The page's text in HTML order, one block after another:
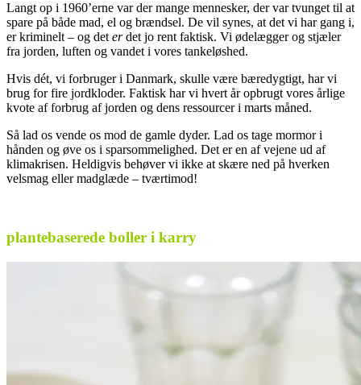
Langt op i 1960’erne var der mange mennesker, der var tvunget til at
spare på både mad, el og brændsel. De vil synes, at det vi har gang i,
er kriminelt – og det erdet jo rent faktisk. Vi ødelægger og stjæler
fra jorden, luften og vandet i vores tankeløshed.
Hvis dét, vi forbruger i Danmark, skulle være bæredygtigt, har vi
brug for fire jordkloder. Faktisk har vi hvert år opbrugt vores årlige
kvote af forbrug af jorden og dens ressourcer i marts måned.
Så lad os vende os mod de gamle dyder. Lad os tage mormor i
hånden og øve os i sparsommelighed. Det er en af vejene ud af
klimakrisen. Heldigvis behøver vi ikke at skære ned på hverken
velsmag eller madglæde – tværtimod!
plantebaserede boller i karry